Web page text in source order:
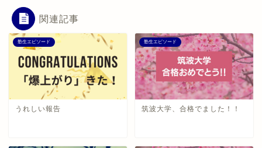
関連記事
塾生エピソード
うれしい報告
塾生エピソード
筑波大学、合格でました！！